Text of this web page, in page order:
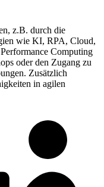
z.B. durch die
wie KI, RPA, Cloud,
Computing
oder den Zugang zu
Zusätzlich
in agilen